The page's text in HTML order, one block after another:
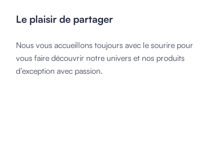
Le plaisir de partager
Nous vous accueillons toujours avec le sourire pour
vous faire découvrir notre univers et nos produits
d’exception avec passion.